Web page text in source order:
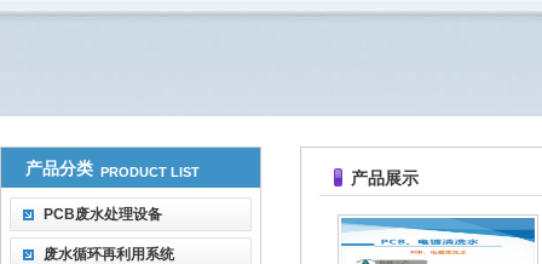
产品分类 PRODUCT LIST
PCB废水处理设备
废水循环再利用系统
产品展示